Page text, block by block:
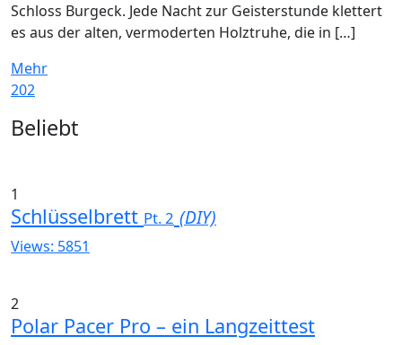
Schloss Burgeck. Jede Nacht zur Geisterstunde klettert
es aus der alten, vermoderten Holztruhe, die in […]
Mehr
202
Widgets
Beliebt
1
Schlüsselbrett Pt. 2 (DIY)
Views: 5851
2
Polar Pacer Pro – ein Langzeittest